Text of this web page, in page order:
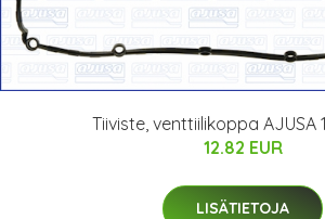
Tiiviste, venttiilikoppa AJUSA
12.82 EUR
LISÄTIETOJA